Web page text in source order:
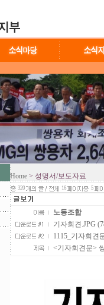
Home > 성명서/보도자료
320 16 5
노동조합
기자회견.JPG
1115_기자회견
<기자회견문>